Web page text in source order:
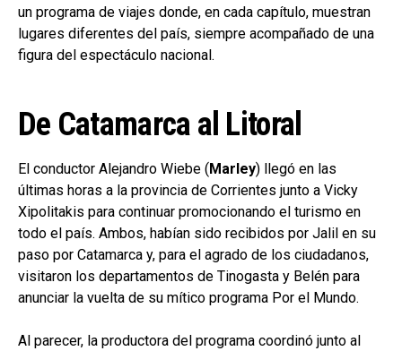
un programa de viajes donde, en cada capítulo, muestran
lugares diferentes del país, siempre acompañado de una
figura del espectáculo nacional.
De Catamarca al Litoral
El conductor Alejandro Wiebe (Marley) llegó en las
últimas horas a la provincia de Corrientes junto a Vicky
Xipolitakis para continuar promocionando el turismo en
todo el país. Ambos, habían sido recibidos por Jalil en su
paso por Catamarca y, para el agrado de los ciudadanos,
visitaron los departamentos de Tinogasta y Belén para
anunciar la vuelta de su mítico programa Por el Mundo.
Al parecer, la productora del programa coordinó junto al